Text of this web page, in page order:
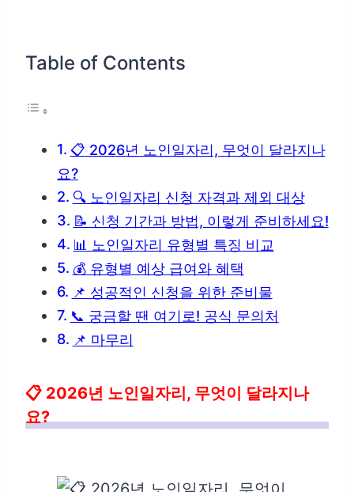
Table of Contents
📋 2026년 노인일자리, 무엇이 달라지나
요?
🔍 노인일자리 신청 자격과 제외 대상
📝 신청 기간과 방법, 이렇게 준비하세요!
📊 노인일자리 유형별 특징 비교
💰 유형별 예상 급여와 혜택
📌 성공적인 신청을 위한 준비물
📞 궁금할 땐 여기로! 공식 문의처
📌 마무리
📋 2026년 노인일자리, 무엇이 달라지나
요?